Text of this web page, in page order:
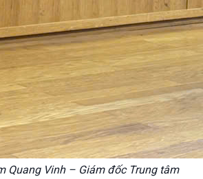
Quang Vinh – Giám đốc Trung tâm